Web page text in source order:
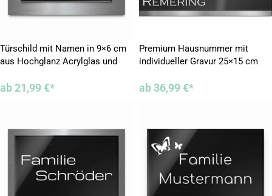
Türschild mit Namen in 9×6 cm
aus Hochglanz Acrylglas und
ab21,99 €*
Premium Hausnummer mit
individueller Gravur 25×15 cm
ab36,99 €*